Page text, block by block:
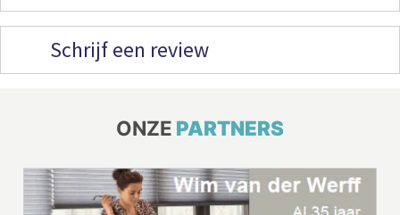
Schrijf een review
ONZE PARTNERS